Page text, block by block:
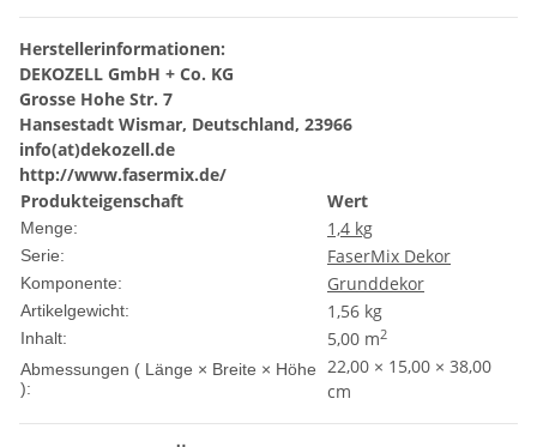
Herstellerinformationen:
DEKOZELL GmbH + Co. KG
Grosse Hohe Str. 7
Hansestadt Wismar, Deutschland, 23966
info(at)dekozell.de
http://www.fasermix.de/
Produkteigenschaft
Wert
Menge: 1,4 kg
Serie: FaserMix Dekor
Komponente: Grunddekor
Artikelgewicht: 1,56 kg
Inhalt: 5,00 m2
Abmessungen ( Länge × Breite × Höhe
):
22,00 × 15,00 × 38,00
cm